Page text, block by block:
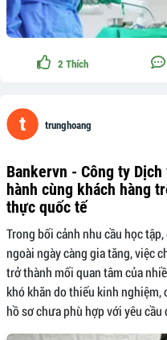
2 Thích
trunghoang
Bankervn - Công ty
hành cùng khách hàng
thực quốc tế
Trong bối cảnh nhu cầu học
ngoài ngày càng gia tăng, việc
trở thành mối quan tâm của
khó khăn do thiếu kinh nghiệm,
hồ sơ chưa phù hợp với yêu cầu